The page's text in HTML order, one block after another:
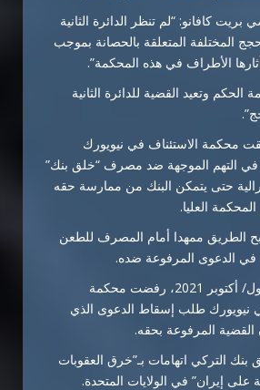
كافانو: “لم تنظر الدائرة الثانية
المختلفة المتعلقة بالحصانة بموجب
أثارها الأطراف في هذه المحكمة”.
الحكم وتعيد القضية للدائرة الثانية
محكمة الاستئناف في نيويورك
في التهم الموجهة ضد مصرف “خلق بنك”
حتى يتمكن البنك من ممارسة حقه
العليا.
الطريق ممهدا أمام المصرف للطعن
في الدعوى المرفوعة ضده.
وفي 22 تشرين الأول/ أكتوبر 2021، رفضت محكمة
في نيويورك طلب إسقاط الدعوى الذي
القضية المرفوعة بحقه.
التركي اتهامات بـ”خرق العقوبات
على إيران” في الولايات المتحدة.